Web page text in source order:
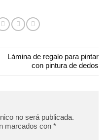
Lámina de regalo para pintar
con pintura de dedos
no será publicada.
marcados con *